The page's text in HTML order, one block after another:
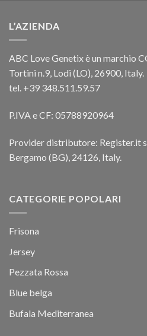
L’AZIENDA
ABC Love Genetix è un marchio
Tortini n.9, Lodi (LO), 26900, Italy.
tel. +39 348.511.59.57
P.IVA e CF: 05788920964
Provider distributore: Register.it
Bergamo (BG), 24126, Italy.
CATEGORIE POPOLARI
Frisona
Jersey
Pezzata Rossa
Blue belga
Bufala Mediterranea